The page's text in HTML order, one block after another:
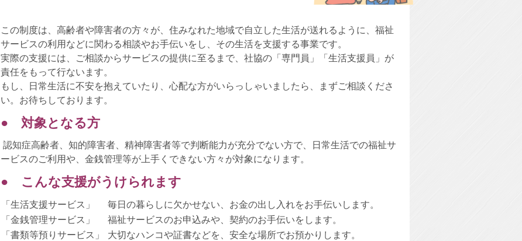
この制度は、高齢者や障害者の方々が、住みなれた地域で自立した生活が送れるように、福祉
サービスの利用などに関わる相談やお手伝いをし、その生活を支援する事業です。
実際の支援には、ご相談からサービスの提供に至るまで、社協の「専門員」「生活支援員」が
責任をもって行ないます。
もし、日常生活に不安を抱えていたり、心配な方がいらっしゃいましたら、まずご相談くださ
い。お待ちしております。
● 対象となる方
認知症高齢者、知的障害者、精神障害者等で判断能力が充分でない方で、日常生活での福祉サ
ービスのご利用や、金銭管理等が上手くできない方々が対象になります。
● こんな支援がうけられます
「生活支援サービス」
毎日の暮らしに欠かせない、お金の出し入れをお手伝いします。
「金銭管理サービス」
福祉サービスのお申込みや、契約のお手伝いをします。
「書類等預りサービス」
大切なハンコや証書などを、安全な場所でお預かりします。